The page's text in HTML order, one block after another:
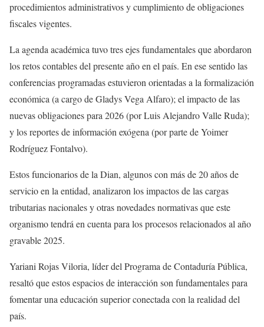
procedimientos administrativos y cumplimiento de obligaciones
fiscales vigentes.
La agenda académica tuvo tres ejes fundamentales que abordaron
los retos contables del presente año en el país. En ese sentido las
conferencias programadas estuvieron orientadas a la formalización
económica (a cargo de Gladys Vega Alfaro); el impacto de las
nuevas obligaciones para 2026 (por Luis Alejandro Valle Ruda);
y los reportes de información exógena (por parte de Yoimer
Rodríguez Fontalvo).
Estos funcionarios de la Dian, algunos con más de 20 años de
servicio en la entidad, analizaron los impactos de las cargas
tributarias nacionales y otras novedades normativas que este
organismo tendrá en cuenta para los procesos relacionados al año
gravable 2025.
Yariani Rojas Viloria, líder del Programa de Contaduría Pública,
resaltó que estos espacios de interacción son fundamentales para
fomentar una educación superior conectada con la realidad del
país.